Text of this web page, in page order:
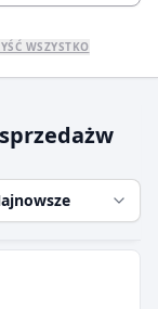
WSZYSTKO
w